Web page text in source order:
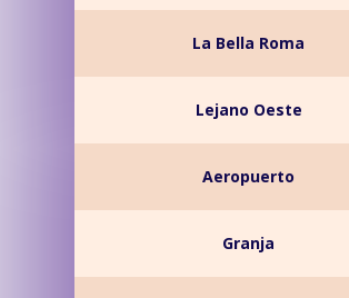
La Bella Roma
Lejano Oeste
Aeropuerto
Granja